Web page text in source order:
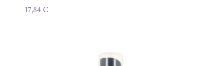
17,84€